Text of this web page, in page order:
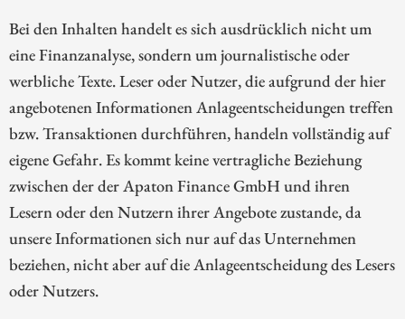
Bei den Inhalten handelt es sich ausdrücklich nicht um
eine Finanzanalyse, sondern um journalistische oder
werbliche Texte. Leser oder Nutzer, die aufgrund der hier
angebotenen Informationen Anlageentscheidungen treffen
bzw. Transaktionen durchführen, handeln vollständig auf
eigene Gefahr. Es kommt keine vertragliche Beziehung
zwischen der der Apaton Finance GmbH und ihren
Lesern oder den Nutzern ihrer Angebote zustande, da
unsere Informationen sich nur auf das Unternehmen
beziehen, nicht aber auf die Anlageentscheidung des Lesers
oder Nutzers.